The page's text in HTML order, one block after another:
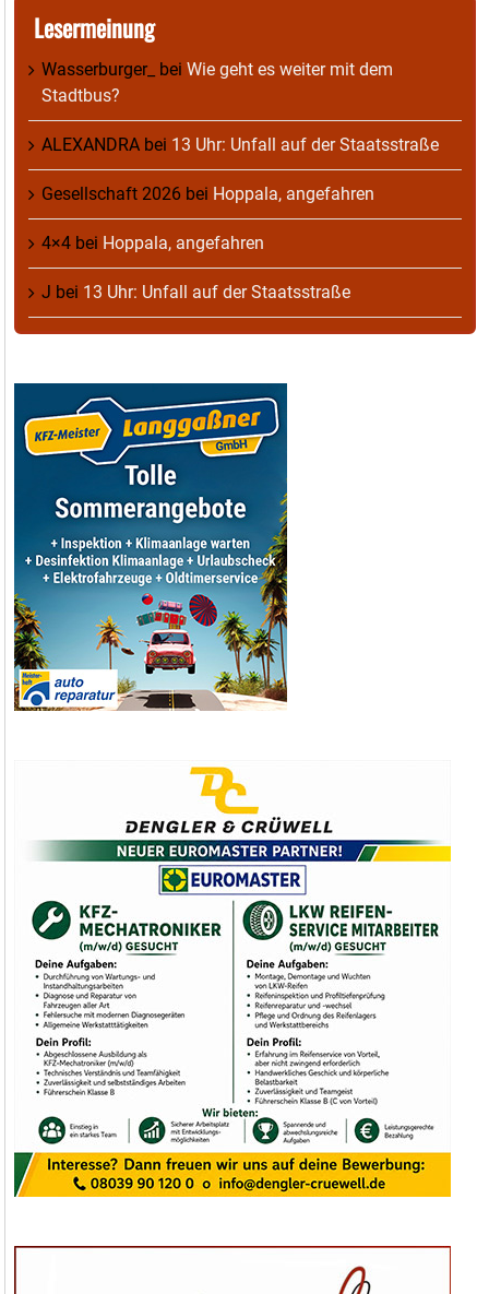
Lesermeinung
Wasserburger_ bei Wie geht es weiter mit dem
Stadtbus?
ALEXANDRA bei 13 Uhr: Unfall auf der Staatsstraße
Gesellschaft 2026 bei Hoppala, angefahren
4×4 bei Hoppala, angefahren
J bei 13 Uhr: Unfall auf der Staatsstraße